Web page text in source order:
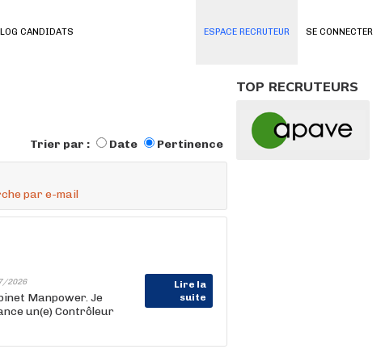
SE CONNECTER
CANDIDATS ESPACE RECRUTEUR
Trier par : Date Pertinence
par e-mail
2026
Lire la
suite
Manpower. Je
un(e) Contrôleur
TOP RECRUTEURS